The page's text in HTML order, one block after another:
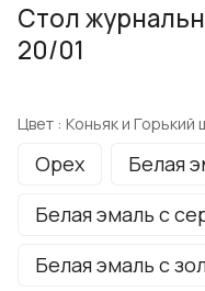
Стол
20/01
Цвет : Коньяк и Горький
Орех
Белая
Белая эмаль с
Белая эмаль с